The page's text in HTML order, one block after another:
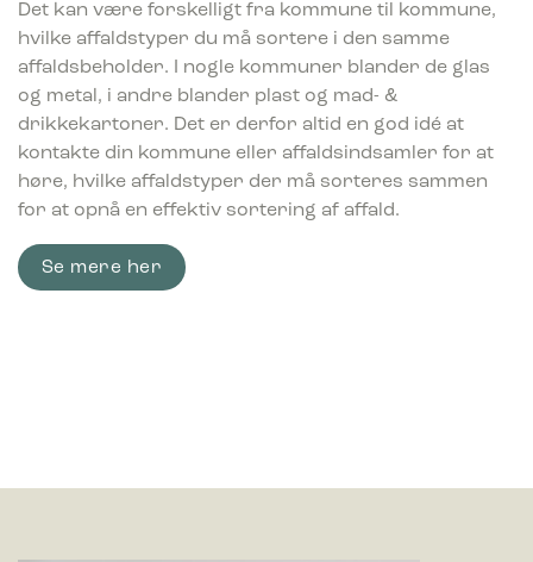
Det kan være forskelligt fra kommune til kommune,
hvilke affaldstyper du må sortere i den samme
affaldsbeholder. I nogle kommuner blander de glas
og metal, i andre blander plast og mad- &
drikkekartoner. Det er derfor altid en god idé at
kontakte din kommune eller affaldsindsamler for at
høre, hvilke affaldstyper der må sorteres sammen
for at opnå en effektiv sortering af affald.
Se mere her